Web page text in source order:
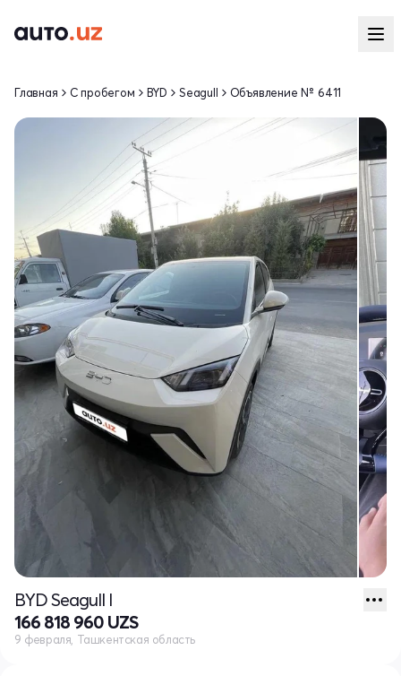
Главная С пробегом BYD Seagull Объявление № 6411
BYD Seagull I
166 818 960 UZS
9 февраля, Ташкентская область